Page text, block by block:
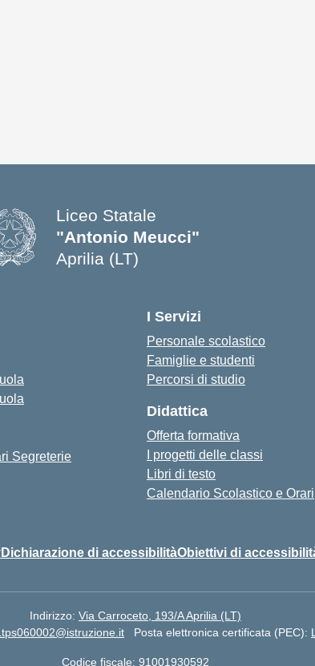
Liceo Statale
"Antonio Meucci"
Aprilia (LT)
Segreterie
I Servizi
Personale scolastico
Famiglie e studenti
Percorsi di studio
Didattica
Offerta formativa
I progetti delle classi
Libri di testo
Calendario Scolastico e Orari
Dichiarazione di accessibilitàObiettivi di
Indirizzo: Via Carroceto, 193/A Aprilia (LT)
Posta elettronica certificata (PEC):
Codice fiscale: 91001930592